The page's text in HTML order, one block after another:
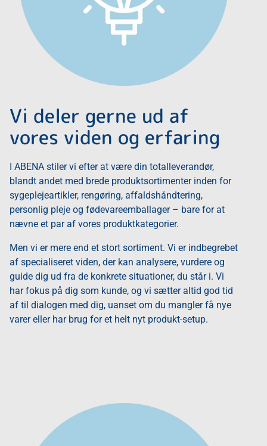
Vi deler gerne ud af
vores viden og erfaring
I ABENA stiler vi efter at være din totalleverandør,
blandt andet med brede produktsortimenter inden for
sygeplejeartikler, rengøring, affaldshåndtering,
personlig pleje og fødevareemballager – bare for at
nævne et par af vores produktkategorier.
Men vi er mere end et stort sortiment. Vi er indbegrebet
af specialiseret viden, der kan analysere, vurdere og
guide dig ud fra de konkrete situationer, du står i. Vi
har fokus på dig som kunde, og vi sætter altid god tid
af til dialogen med dig, uanset om du mangler få nye
varer eller har brug for et helt nyt produkt-setup.